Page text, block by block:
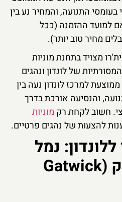
התנועה, והמחיר נע בין
למועד ההזמנה (ככל
מחיר טוב יותר).
מצויד בתחנת מוניות
של לונדון ונהגים
למרכז לונדון נעה בין
התנועה, והנסיעה אורכת בדרך
מוניות
להצעות של נהגים פרטיים.
נמל
התעופה גטוויק (Gatwick